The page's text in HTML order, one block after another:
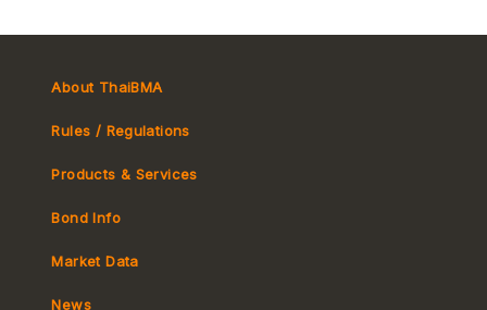
About ThaiBMA
Rules / Regulations
Tax
Products & Services
Bond Info
Market Data
Yield Curve
News